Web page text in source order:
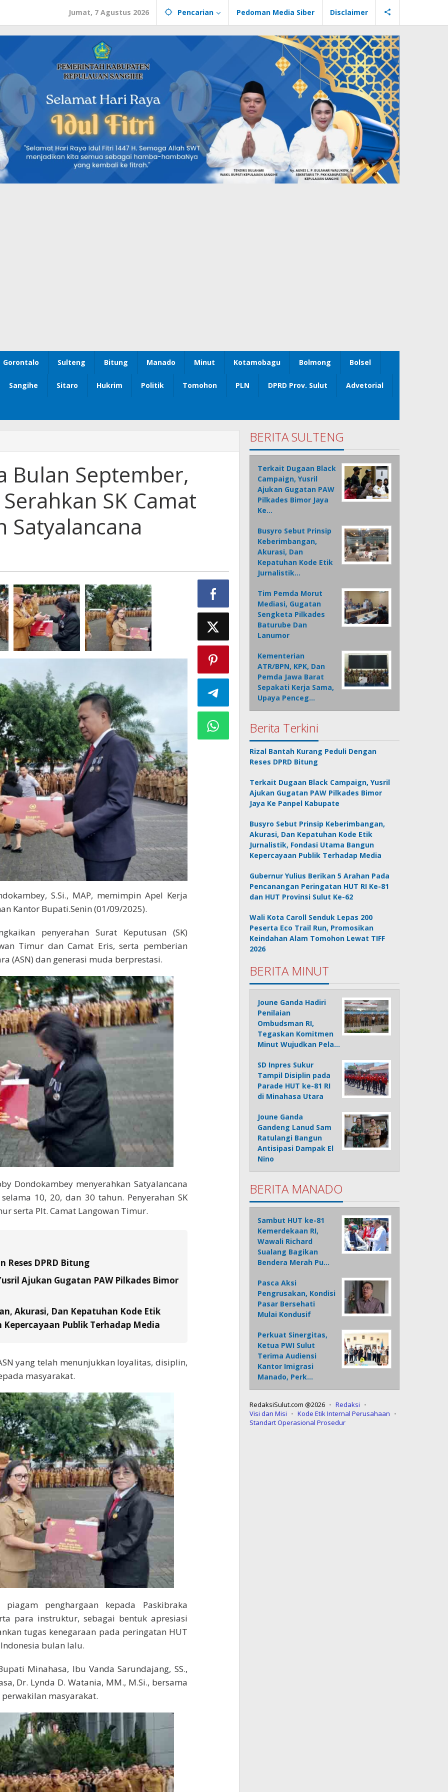
Jumat, 7 Agustus 2026 Pencarian Pedoman Media Siber Disclaimer
Gorontalo Sulteng Bitung Manado Minut Kotamobagu Bolmong Bolsel
Sangihe Sitaro Hukrim Politik Tomohon PLN DPRD Prov. Sulut Advetorial
Bulan September,
SK Camat
Satyalancana
S.Si., MAP, memimpin Apel Kerja
Kantor Bupati.Senin (01/09/2025).
penyerahan Surat Keputusan (SK)
Timur dan Camat Eris, serta pemberian
(ASN) dan generasi muda berprestasi.
Dondokambey menyerahkan Satyalancana
10, 20, dan 30 tahun. Penyerahan SK
serta Plt. Camat Langowan Timur.
Reses DPRD Bitung
Ajukan Gugatan PAW Pilkades Bimor
Akurasi, Dan Kepatuhan Kode Etik
Publik Terhadap Media
yang telah menunjukkan loyalitas, disiplin,
masyarakat.
penghargaan kepada Paskibraka
para instruktur, sebagai bentuk apresiasi
tugas kenegaraan pada peringatan HUT
bulan lalu.
Minahasa, Ibu Vanda Sarundajang, SS.,
Dr. Lynda D. Watania, MM., M.Si., bersama
masyarakat.
BERITA SULTENG
Terkait Dugaan Black
Campaign, Yusril
Ajukan Gugatan PAW
Pilkades Bimor Jaya
Ke…
Busyro Sebut Prinsip
Keberimbangan,
Akurasi, Dan
Kepatuhan Kode Etik
Jurnalistik…
Tim Pemda Morut
Mediasi, Gugatan
Sengketa Pilkades
Baturube Dan
Lanumor
Kementerian
ATR/BPN, KPK, Dan
Pemda Jawa Barat
Sepakati Kerja Sama,
Upaya Penceg…
Berita Terkini
Rizal Bantah Kurang Peduli Dengan
Reses DPRD Bitung
Terkait Dugaan Black Campaign, Yusril
Ajukan Gugatan PAW Pilkades Bimor
Jaya Ke Panpel Kabupate
Busyro Sebut Prinsip Keberimbangan,
Akurasi, Dan Kepatuhan Kode Etik
Jurnalistik, Fondasi Utama Bangun
Kepercayaan Publik Terhadap Media
Gubernur Yulius Berikan 5 Arahan Pada
Pencanangan Peringatan HUT RI Ke-81
dan HUT Provinsi Sulut Ke-62
Wali Kota Caroll Senduk Lepas 200
Peserta Eco Trail Run, Promosikan
Keindahan Alam Tomohon Lewat TIFF
2026
BERITA MINUT
Joune Ganda Hadiri
Penilaian
Ombudsman RI,
Tegaskan Komitmen
Minut Wujudkan Pela…
SD Inpres Sukur
Tampil Disiplin pada
Parade HUT ke-81 RI
di Minahasa Utara
Joune Ganda
Gandeng Lanud Sam
Ratulangi Bangun
Antisipasi Dampak El
Nino
BERITA MANADO
Sambut HUT ke-81
Kemerdekaan RI,
Wawali Richard
Sualang Bagikan
Bendera Merah Pu…
Pasca Aksi
Pengrusakan, Kondisi
Pasar Bersehati
Mulai Kondusif
Perkuat Sinergitas,
Ketua PWI Sulut
Terima Audiensi
Kantor Imigrasi
Manado, Perk…
RedaksiSulut.com @2026
Redaksi
Visi dan Misi
Kode Etik Internal Perusahaan
Standart Operasional Prosedur